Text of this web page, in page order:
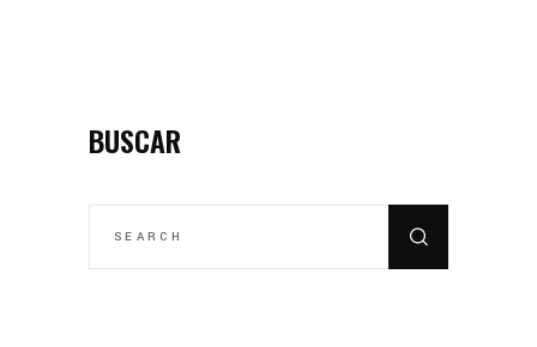
BUSCAR